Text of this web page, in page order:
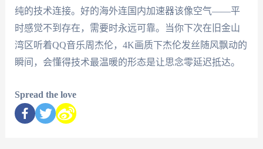
纯的技术连接。好的海外连国内加速器该像空气——平
时感觉不到存在，需要时永远可靠。当你下次在旧金山
湾区听着QQ音乐周杰伦，4K画质下杰伦发丝随风飘动的
瞬间，会懂得技术最温暖的形态是让思念零延迟抵达。
Spread the love